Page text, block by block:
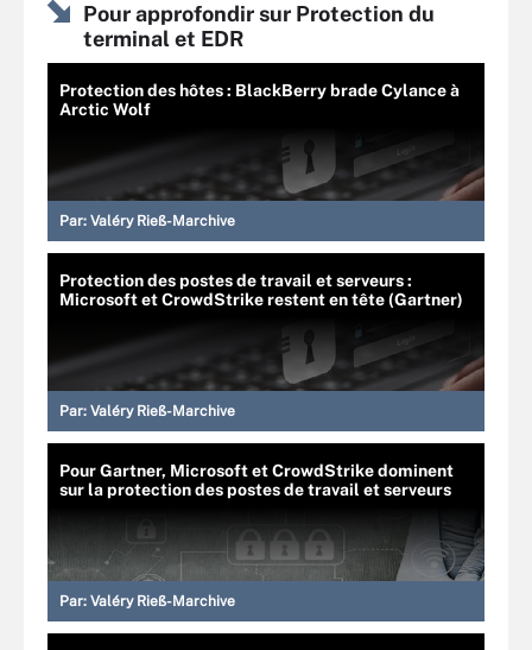
Pour approfondir sur Protection du
terminal et EDR
Protection des hôtes : BlackBerry brade Cylance à
Arctic Wolf
Par: Valéry Rieß-Marchive
Protection des postes de travail et serveurs :
Microsoft et CrowdStrike restent en tête (Gartner)
Par: Valéry Rieß-Marchive
Pour Gartner, Microsoft et CrowdStrike dominent
sur la protection des postes de travail et serveurs
Par: Valéry Rieß-Marchive